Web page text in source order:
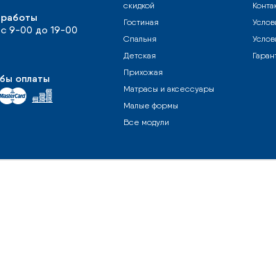
9-00 до 19-00
оплаты
скидкой
Гостиная
Спальня
Детская
Прихожая
Матрасы и аксессуары
Малые формы
Все модули